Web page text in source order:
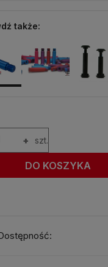
także:
+ szt.
DO KOSZYKA